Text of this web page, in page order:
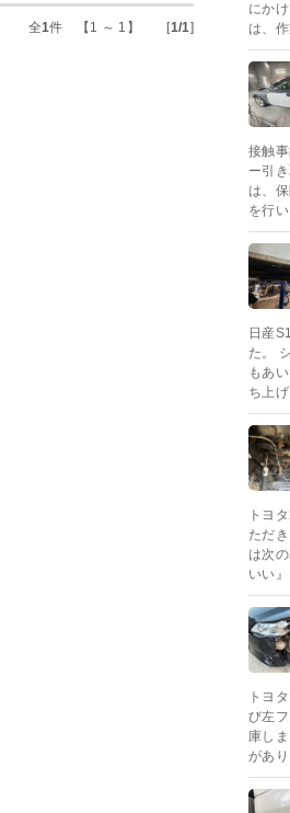
全1件 【1 ～ 1】 [1/1]
にか
は、
接触
ー引
は、
を行
日産
た。
もあ
ち上げ
トヨ
ただ
は次
いい
トヨ
び左
庫し
があ